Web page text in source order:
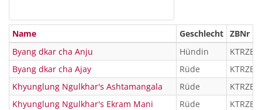
Name Geschlecht ZBNr
Byang dkar cha Anju
Hündin
KTRZB
Byang dkar cha Ajay
Rüde
KTRZB
Khyunglung Ngulkhar's Ashtamangala
Rüde
KTRZB
Khyunglung Ngulkhar's Ekram Mani
Rüde
KTRZB